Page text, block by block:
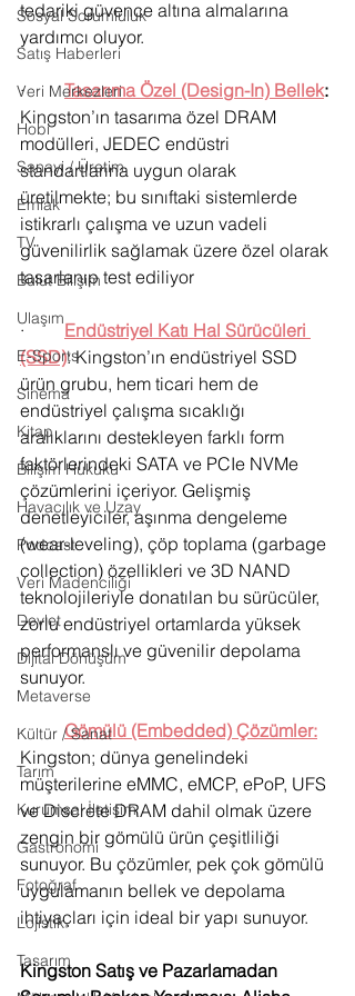
Sosyal Sorumluluk
Satış Haberleri
Veri Merkezleri
Hobi
Sanayi / Üretim
Emlak
TV
Bulut Bilişim
Ulaşım
E-Sports
Sinema
Kitap
Bilişim Hukuku
Havacılık ve Uzay
Podcast
Veri Madenciliği
Devlet
Dijital Dönüşüm
Metaverse
Kültür / Sanat
Tarım
Kurumsal İletişim
Gastronomi
Fotoğraf
Lojistik
Tasarım
tedariki güvence altına almalarına
yardımcı oluyor.
· Tasarıma Özel (Design-In) Bellek:
Kingston’ın tasarıma özel DRAM
modülleri, JEDEC endüstri
standartlarına uygun olarak
üretilmekte; bu sınıftaki sistemlerde
istikrarlı çalışma ve uzun vadeli
güvenilirlik sağlamak üzere özel olarak
tasarlanıp test ediliyor
· Endüstriyel Katı Hal Sürücüleri
(SSD): Kingston’ın endüstriyel SSD
ürün grubu, hem ticari hem de
endüstriyel çalışma sıcaklığı
aralıklarını destekleyen farklı form
faktörlerindeki SATA ve PCIe NVMe
çözümlerini içeriyor. Gelişmiş
denetleyiciler, aşınma dengeleme
(wear-leveling), çöp toplama (garbage
collection) özellikleri ve 3D NAND
teknolojileriyle donatılan bu sürücüler,
zorlu endüstriyel ortamlarda yüksek
performanslı ve güvenilir depolama
sunuyor.
· Gömülü (Embedded) Çözümler:
Kingston; dünya genelindeki
müşterilerine eMMC, eMCP, ePoP, UFS
ve Discrete DRAM dahil olmak üzere
zengin bir gömülü ürün çeşitliliği
sunuyor. Bu çözümler, pek çok gömülü
uygulamanın bellek ve depolama
ihtiyaçları için ideal bir yapı sunuyor.
Kingston Satış ve Pazarlamadan